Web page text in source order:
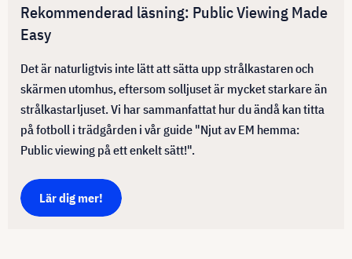
Rekommenderad läsning: Public Viewing Made
Easy
Det är naturligtvis inte lätt att sätta upp strålkastaren och
skärmen utomhus, eftersom solljuset är mycket starkare än
strålkastarljuset. Vi har sammanfattat hur du ändå kan titta
på fotboll i trädgården i vår guide "Njut av EM hemma:
Public viewing på ett enkelt sätt!".
Lär dig mer!